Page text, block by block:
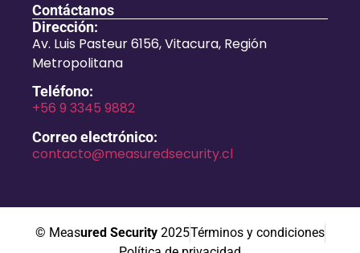
Contáctanos
Dirección:
Av. Luis Pasteur 6156, Vitacura, Región
Metropolitana
Teléfono:
+56 9 3345 9882
Correo electrónico:
contacto@measuredsecurity.cl
© Measured Security2025Términos y condiciones